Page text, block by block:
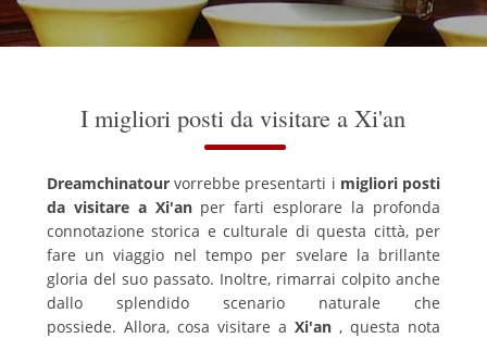
I migliori posti da visitare a Xi'an
Dreamchinatour vorrebbe presentarti i migliori posti
da visitare a Xi'anper farti esplorare la profonda
connotazione storica e culturale di questa città, per
fare un viaggio nel tempo per svelare la brillante
gloria del suo passato. Inoltre, rimarrai colpito anche
dallo splendido scenario naturale che
possiede. Allora, cosa visitare aXi'an , questa nota